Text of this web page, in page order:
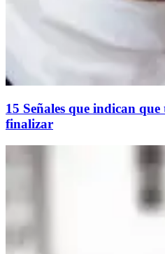
15 Señales que indican que
finalizar